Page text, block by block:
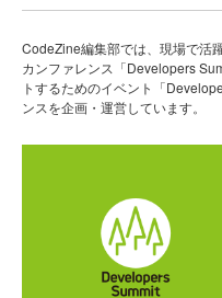
CodeZine編集部では、現場で活
カンファレンス「Developers
トするためのイベント「
ンスを企画・運営しています。